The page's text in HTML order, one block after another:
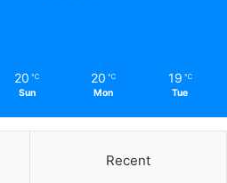
20 ℃
Sun
20 ℃
Mon
19 ℃
Tue
Recent